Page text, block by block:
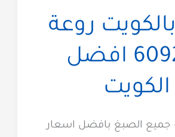
روعة
60923894 افضل
جميع الصبغ بافضل اسعار